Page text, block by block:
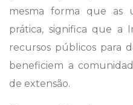
mesma forma que as
prática, significa que a
recursos públicos para
beneficiem a
de extensão.